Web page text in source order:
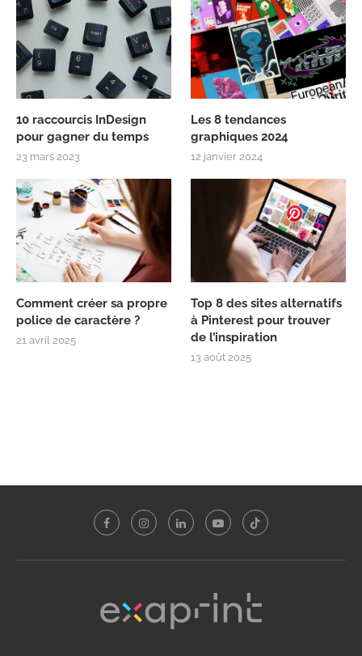
10 raccourcis InDesign
pour gagner du temps
23 mars 2023
Les 8 tendances
graphiques 2024
12 janvier 2024
Comment créer sa propre
police de caractère ?
21 avril 2025
Top 8 des sites alternatifs
à Pinterest pour trouver
de l’inspiration
13 août 2025